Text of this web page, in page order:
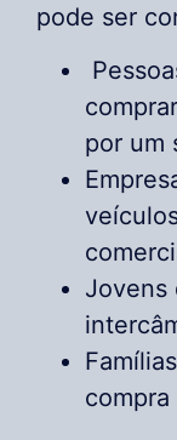
pode ser
por um
Jovens